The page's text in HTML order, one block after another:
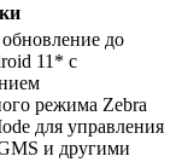
до
11* с
режима Zebra
для управления
и другими